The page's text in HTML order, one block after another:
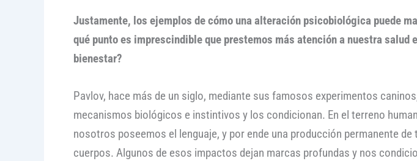
Justamente, los ejemplos de cómo una alteración psicobiológica puede
qué punto es imprescindible que prestemos más atención a nuestra
bienestar?
Pavlov, hace más de un siglo, mediante sus famosos experimentos
mecanismos biológicos e instintivos y los condicionan. En el terreno
nosotros poseemos el lenguaje, y por ende una producción permanente
cuerpos. Algunos de esos impactos dejan marcas profundas y nos